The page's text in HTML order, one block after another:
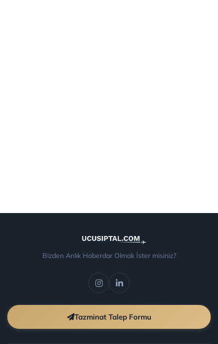
Bizden Anlık Haberdar Olmak İster misiniz?
Tazminat Talep Formu